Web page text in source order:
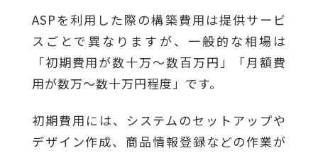
ASPを利用した際の構築費用は提供サービ
スごとで異なりますが、一般的な相場は
「初期費用が数十万〜数百万円」「月額費
用が数万〜数十万円程度」です。
初期費用には、システムのセットアップや
デザイン作成、商品情報登録などの作業が